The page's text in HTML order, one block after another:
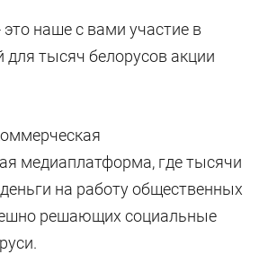
наше с вами участие в
тысяч белорусов акции
медиаплатформа, где тысячи
на работу общественных
решающих социальные